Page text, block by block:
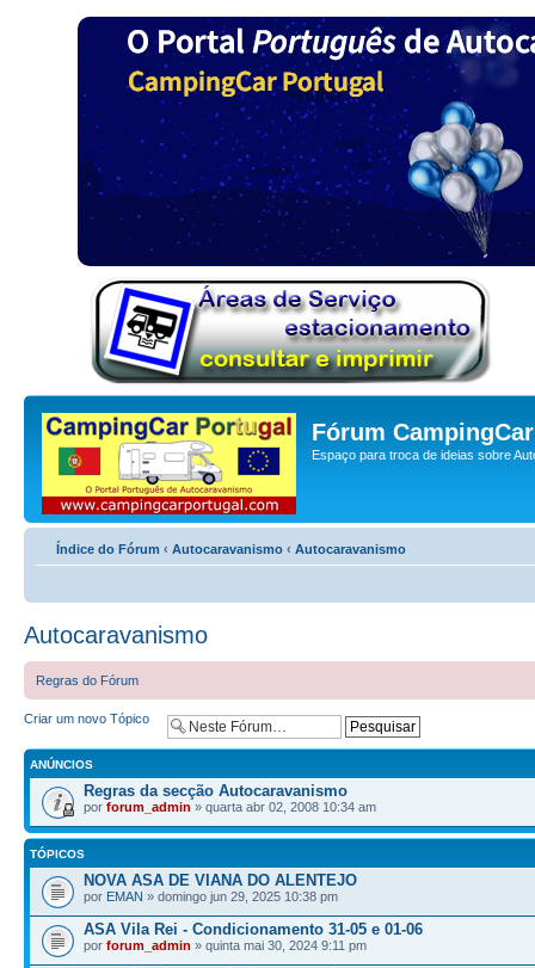
Fórum
Espaço para troca de ideias sobre
Índice do Fórum ‹ Autocaravanismo ‹ Autocaravanismo
Autocaravanismo
Regras do Fórum
Criar um novo Tópico
ANÚNCIOS
Regras da secção Autocaravanismo
por forum_admin » quarta abr 02, 2008 10:34 am
TÓPICOS
NOVA ASA DE VIANA DO ALENTEJO
por EMAN » domingo jun 29, 2025 10:38 pm
ASA Vila Rei - Condicionamento 31-05 e 01-06
por forum_admin » quinta mai 30, 2024 9:11 pm